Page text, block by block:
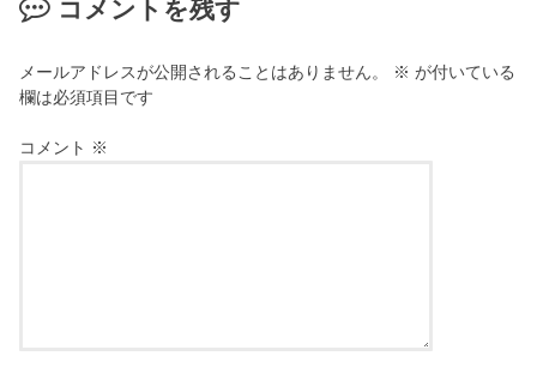
コメントを残す
メールアドレスが公開されることはありません。 ※ が付いている
欄は必須項目です
コメント ※